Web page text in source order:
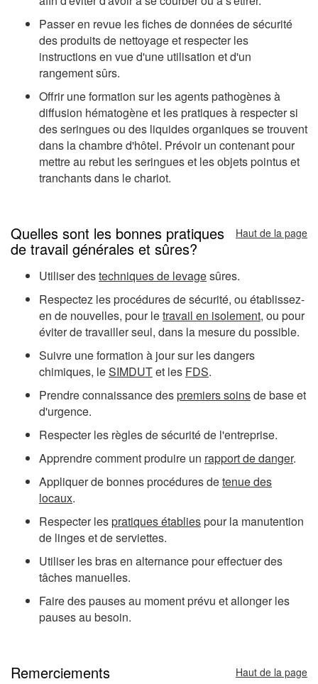
Passer en revue les fiches de données de sécurité
des produits de nettoyage et respecter les
instructions en vue d'une utilisation et d'un
rangement sûrs.
Offrir une formation sur les agents pathogènes à
diffusion hématogène et les pratiques à respecter si
des seringues ou des liquides organiques se trouvent
dans la chambre d'hôtel. Prévoir un contenant pour
mettre au rebut les seringues et les objets pointus et
tranchants dans le chariot.
Quelles sont les bonnes pratiques
de travail générales et sûres?
Haut de la page
Utiliser destechniques de levagesûres.
Respectez les procédures de sécurité, ou établissez-
en de nouvelles, pour letravail en isolement, ou pour
éviter de travailler seul, dans la mesure du possible.
Suivre une formation à jour sur les dangers
chimiques, leSIMDUTet les FDS.
Prendre connaissance despremiers soinsde base et
d'urgence.
Respecter les règles de sécurité de l'entreprise.
Apprendre comment produire un rapport de danger.
Appliquer de bonnes procédures detenue des
locaux.
Respecter lespratiques établiespour la manutention
de linges et de serviettes.
Utiliser les bras en alternance pour effectuer des
tâches manuelles.
Faire des pauses au moment prévu et allonger les
pauses au besoin.
Remerciements Haut de la page